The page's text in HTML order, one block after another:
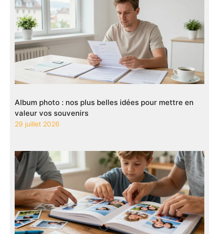
Album photo : nos plus belles idées pour mettre en
valeur vos souvenirs
29 juillet 2026